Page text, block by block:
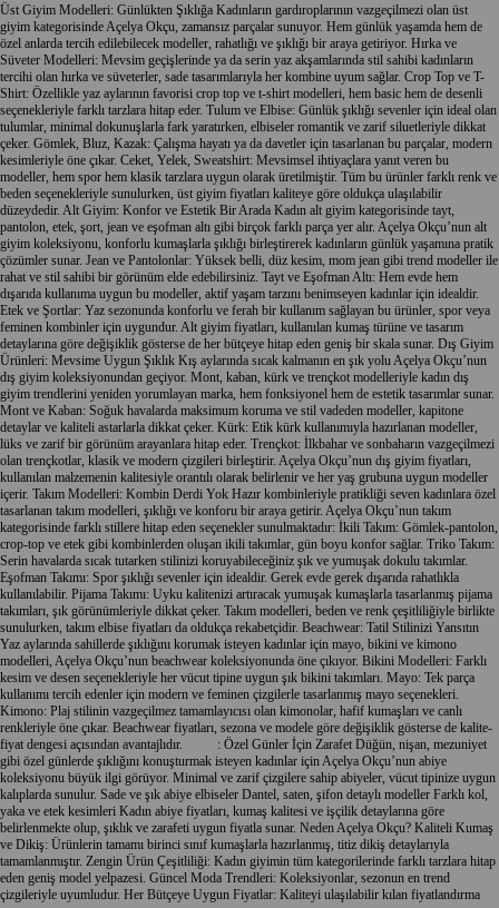
Üst Giyim Modelleri: Günlükten Şıklığa Kadınların gardıroplarının vazgeçilmezi olan üst
giyim kategorisinde Açelya Okçu, zamansız parçalar sunuyor. Hem günlük yaşamda hem de
özel anlarda tercih edilebilecek modeller, rahatlığı ve şıklığı bir araya getiriyor. Hırka ve
Süveter Modelleri: Mevsim geçişlerinde ya da serin yaz akşamlarında stil sahibi kadınların
tercihi olan hırka ve süveterler, sade tasarımlarıyla her kombine uyum sağlar. Crop Top ve T-
Shirt: Özellikle yaz aylarının favorisi crop top ve t-shirt modelleri, hem basic hem de desenli
seçenekleriyle farklı tarzlara hitap eder. Tulum ve Elbise: Günlük şıklığı sevenler için ideal olan
tulumlar, minimal dokunuşlarla fark yaratırken, elbiseler romantik ve zarif siluetleriyle dikkat
çeker. Gömlek, Bluz, Kazak: Çalışma hayatı ya da davetler için tasarlanan bu parçalar, modern
kesimleriyle öne çıkar. Ceket, Yelek, Sweatshirt: Mevsimsel ihtiyaçlara yanıt veren bu
modeller, hem spor hem klasik tarzlara uygun olarak üretilmiştir. Tüm bu ürünler farklı renk ve
beden seçenekleriyle sunulurken, üst giyim fiyatları kaliteye göre oldukça ulaşılabilir
düzeydedir. Alt Giyim: Konfor ve Estetik Bir Arada Kadın alt giyim kategorisinde tayt,
pantolon, etek, şort, jean ve eşofman altı gibi birçok farklı parça yer alır. Açelya Okçu’nun alt
giyim koleksiyonu, konforlu kumaşlarla şıklığı birleştirerek kadınların günlük yaşamına pratik
çözümler sunar. Jean ve Pantolonlar: Yüksek belli, düz kesim, mom jean gibi trend modeller ile
rahat ve stil sahibi bir görünüm elde edebilirsiniz. Tayt ve Eşofman Altı: Hem evde hem
dışarıda kullanıma uygun bu modeller, aktif yaşam tarzını benimseyen kadınlar için idealdir.
Etek ve Şortlar: Yaz sezonunda konforlu ve ferah bir kullanım sağlayan bu ürünler, spor veya
feminen kombinler için uygundur. Alt giyim fiyatları, kullanılan kumaş türüne ve tasarım
detaylarına göre değişiklik gösterse de her bütçeye hitap eden geniş bir skala sunar. Dış Giyim
Ürünleri: Mevsime Uygun Şıklık Kış aylarında sıcak kalmanın en şık yolu Açelya Okçu’nun
dış giyim koleksiyonundan geçiyor. Mont, kaban, kürk ve trençkot modelleriyle kadın dış
giyim trendlerini yeniden yorumlayan marka, hem fonksiyonel hem de estetik tasarımlar sunar.
Mont ve Kaban: Soğuk havalarda maksimum koruma ve stil vadeden modeller, kapitone
detaylar ve kaliteli astarlarla dikkat çeker. Kürk: Etik kürk kullanımıyla hazırlanan modeller,
lüks ve zarif bir görünüm arayanlara hitap eder. Trençkot: İlkbahar ve sonbaharın vazgeçilmezi
olan trençkotlar, klasik ve modern çizgileri birleştirir. Açelya Okçu’nun dış giyim fiyatları,
kullanılan malzemenin kalitesiyle orantılı olarak belirlenir ve her yaş grubuna uygun modeller
içerir. Takım Modelleri: Kombin Derdi Yok Hazır kombinleriyle pratikliği seven kadınlara özel
tasarlanan takım modelleri, şıklığı ve konforu bir araya getirir. Açelya Okçu’nun takım
kategorisinde farklı stillere hitap eden seçenekler sunulmaktadır: İkili Takım: Gömlek-pantolon,
crop-top ve etek gibi kombinlerden oluşan ikili takımlar, gün boyu konfor sağlar. Triko Takım:
Serin havalarda sıcak tutarken stilinizi koruyabileceğiniz şık ve yumuşak dokulu takımlar.
Eşofman Takımı: Spor şıklığı sevenler için idealdir. Gerek evde gerek dışarıda rahatlıkla
kullanılabilir. Pijama Takımı: Uyku kalitenizi artıracak yumuşak kumaşlarla tasarlanmış pijama
takımları, şık görünümleriyle dikkat çeker. Takım modelleri, beden ve renk çeşitliliğiyle birlikte
sunulurken, takım elbise fiyatları da oldukça rekabetçidir. Beachwear: Tatil Stilinizi Yansıtın
Yaz aylarında sahillerde şıklığını korumak isteyen kadınlar için mayo, bikini ve kimono
modelleri, Açelya Okçu’nun beachwear koleksiyonunda öne çıkıyor. Bikini Modelleri: Farklı
kesim ve desen seçenekleriyle her vücut tipine uygun şık bikini takımları. Mayo: Tek parça
kullanımı tercih edenler için modern ve feminen çizgilerle tasarlanmış mayo seçenekleri.
Kimono: Plaj stilinin vazgeçilmez tamamlayıcısı olan kimonolar, hafif kumaşları ve canlı
renkleriyle öne çıkar. Beachwear fiyatları, sezona ve modele göre değişiklik gösterse de kalite-
fiyat dengesi açısından avantajlıdır.
: Özel Günler İçin Zarafet Düğün, nişan, mezuniyet
gibi özel günlerde şıklığını konuşturmak isteyen kadınlar için Açelya Okçu’nun abiye
koleksiyonu büyük ilgi görüyor. Minimal ve zarif çizgilere sahip abiyeler, vücut tipinize uygun
kalıplarda sunulur. Sade ve şık abiye elbiseler Dantel, saten, şifon detaylı modeller Farklı kol,
yaka ve etek kesimleri Kadın abiye fiyatları, kumaş kalitesi ve işçilik detaylarına göre
belirlenmekte olup, şıklık ve zarafeti uygun fiyatla sunar. Neden Açelya Okçu? Kaliteli Kumaş
ve Dikiş: Ürünlerin tamamı birinci sınıf kumaşlarla hazırlanmış, titiz dikiş detaylarıyla
tamamlanmıştır. Zengin Ürün Çeşitliliği: Kadın giyimin tüm kategorilerinde farklı tarzlara hitap
eden geniş model yelpazesi. Güncel Moda Trendleri: Koleksiyonlar, sezonun en trend
çizgileriyle uyumludur. Her Bütçeye Uygun Fiyatlar: Kaliteyi ulaşılabilir kılan fiyatlandırma